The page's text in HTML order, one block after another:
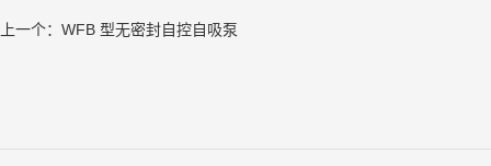
上一个： WFB 型无密封自控自吸泵